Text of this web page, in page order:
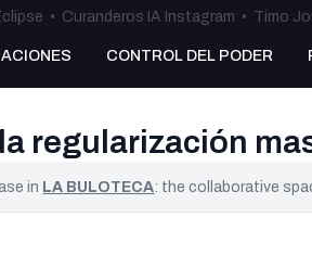
• Curanderos IA Instagram • Timo
CONTROL DEL PODER
regularización
in LA BULOTECA: the collaborative